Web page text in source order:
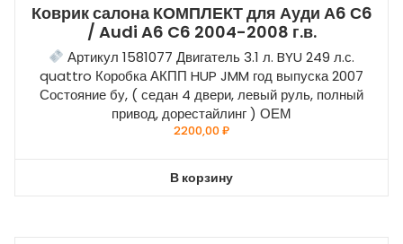
Коврик салона КОМПЛЕКТ для Ауди А6 С6
/ Audi A6 C6 2004-2008 г.в.
Артикул 1581077 Двигатель 3.1 л. BYU 249 л.с.
quattro Коробка АКПП HUP JMM год выпуска 2007
Состояние бу, ( седан 4 двери, левый руль, полный
привод, дорестайлинг ) ОЕМ
2200,00₽
В корзину